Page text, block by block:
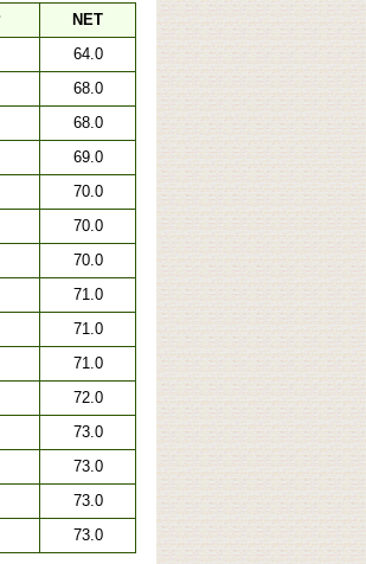
NET
64.0
68.0
68.0
69.0
70.0
70.0
70.0
71.0
71.0
71.0
72.0
73.0
73.0
73.0
73.0